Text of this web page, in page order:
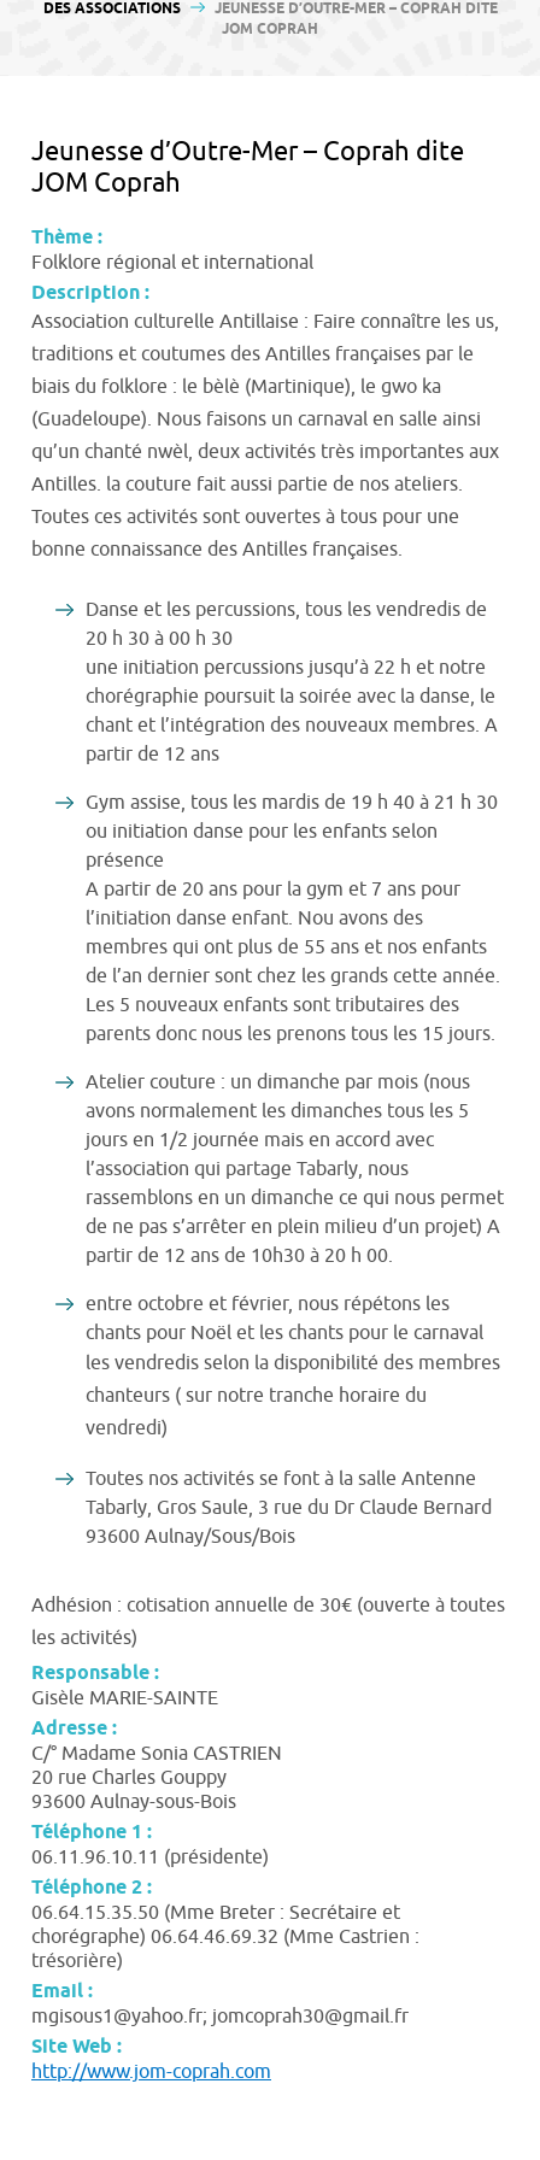
DES ASSOCIATIONS
JEUNESSE D’OUTRE-MER – COPRAH DITE
JOM COPRAH
Jeunesse d’Outre-Mer – Coprah dite
JOM Coprah
Thème :
Folklore régional et international
Description :
Association culturelle Antillaise : Faire connaître les us,
traditions et coutumes des Antilles françaises par le
biais du folklore : le bèlè (Martinique), le gwo ka
(Guadeloupe). Nous faisons un carnaval en salle ainsi
qu’un chanté nwèl, deux activités très importantes aux
Antilles. la couture fait aussi partie de nos ateliers.
Toutes ces activités sont ouvertes à tous pour une
bonne connaissance des Antilles françaises.
Danse et les percussions, tous les vendredis de
20 h 30 à 00 h 30
une initiation percussions jusqu’à 22 h et notre
chorégraphie poursuit la soirée avec la danse, le
chant et l’intégration des nouveaux membres. A
partir de 12 ans
Gym assise, tous les mardis de 19 h 40 à 21 h 30
ou initiation danse pour les enfants selon
présence
A partir de 20 ans pour la gym et 7 ans pour
l’initiation danse enfant. Nou avons des
membres qui ont plus de 55 ans et nos enfants
de l’an dernier sont chez les grands cette année.
Les 5 nouveaux enfants sont tributaires des
parents donc nous les prenons tous les 15 jours.
Atelier couture : un dimanche par mois (nous
avons normalement les dimanches tous les 5
jours en 1/2 journée mais en accord avec
l’association qui partage Tabarly, nous
rassemblons en un dimanche ce qui nous permet
de ne pas s’arrêter en plein milieu d’un projet) A
partir de 12 ans de 10h30 à 20 h 00.
entre octobre et février, nous répétons les
chants pour Noël et les chants pour le carnaval
les vendredis selon la disponibilité des membres
chanteurs ( sur notre tranche horaire du
vendredi)
Toutes nos activités se font à la salle Antenne
Tabarly, Gros Saule, 3 rue du Dr Claude Bernard
93600 Aulnay/Sous/Bois
Adhésion : cotisation annuelle de 30€ (ouverte à toutes
les activités)
Responsable :
Gisèle MARIE-SAINTE
Adresse :
C/° Madame Sonia CASTRIEN
20 rue Charles Gouppy
93600 Aulnay-sous-Bois
Téléphone 1 :
06.11.96.10.11 (présidente)
Téléphone 2 :
06.64.15.35.50 (Mme Breter : Secrétaire et
chorégraphe) 06.64.46.69.32 (Mme Castrien :
trésorière)
Email :
mgisous1@yahoo.fr; jomcoprah30@gmail.fr
Site Web :
http://www.jom-coprah.com